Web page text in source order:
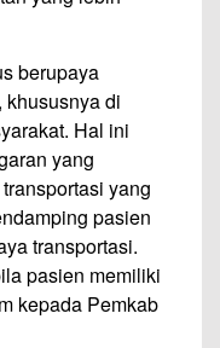
berupaya
khususnya di
Hal ini
yang
yang
pasien
transportasi.
pasien memiliki
kepada Pemkab